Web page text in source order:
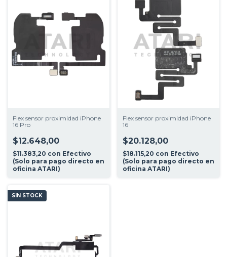
Flex sensor proximidad iPhone
16 Pro
$12.648,00
$11.383,20 con Efectivo
(Solo para pago directo en
oficina ATARI)
Flex sensor proximidad iPhone
16
$20.128,00
$18.115,20 con Efectivo
(Solo para pago directo en
oficina ATARI)
SIN STOCK